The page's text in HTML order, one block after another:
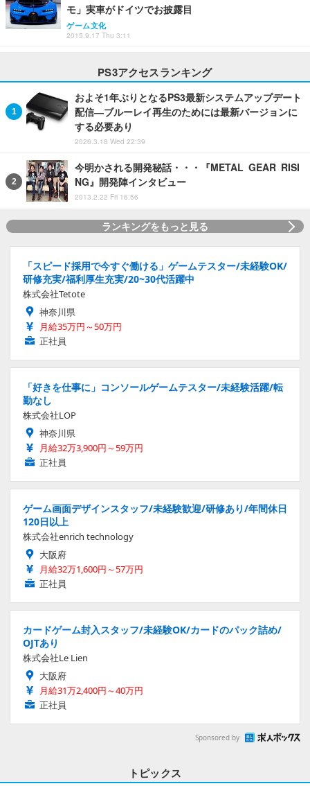
モ」実車がドイツでお披露目
ゲーム文化
2015.9.17 Thu 3:11
PS3アクセスランキング
およそ1年ぶりとなるPS3最新システムアップデート
配信―ブルーレイ再生のためには最新バージョンに
する必要あり
2026.3.18 Wed 22:39
今明かされる開発秘話・・・『METAL GEAR RISI
NG』開発陣インタビュー
2013.2.22 Fri 16:56
ランキングをもっと見る
「スピード採用で今すぐ働ける」ゲームテスター/未経験OK/
研修充実/福利厚生充実/20~30代活躍中
株式会社Tetote
神奈川県
月給35万円～50万円
正社員
「好きを仕事に」コンソールゲームテスター/未経験活躍/転
勤なし
株式会社LOP
神奈川県
月給32万3,900円～59万円
正社員
ゲーム画面デザインスタッフ/未経験歓迎/研修あり/年間休日
120日以上
株式会社enrich technology
大阪府
月給32万1,600円～57万円
正社員
カードゲーム封入スタッフ/未経験OK/カードのパック詰め/
OJTあり
株式会社Le Lien
大阪府
月給31万2,400円～40万円
正社員
Sponsored by
トピックス